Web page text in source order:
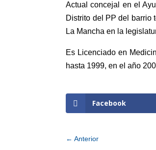
Actual concejal en el
Distrito del PP del barrio
La Mancha en la
Es Licenciado en
hasta 1999, en el año
Facebook
←Anterior